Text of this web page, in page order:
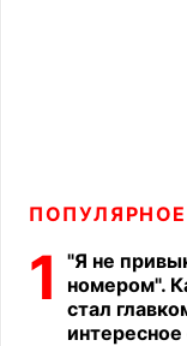
ПОПУЛЯРНОЕ
1
"Я не
номером".
стал